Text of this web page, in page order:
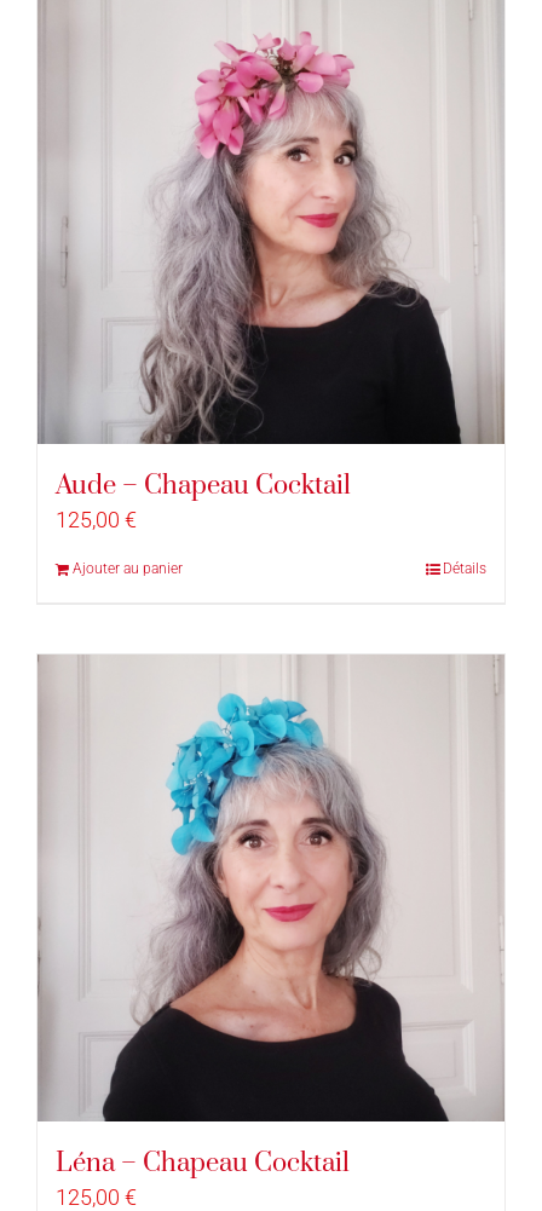
Aude – Chapeau Cocktail
125,00 €
Ajouter au panier Détails
Léna – Chapeau Cocktail
125,00 €